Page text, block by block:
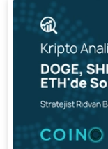
yöntemidir.